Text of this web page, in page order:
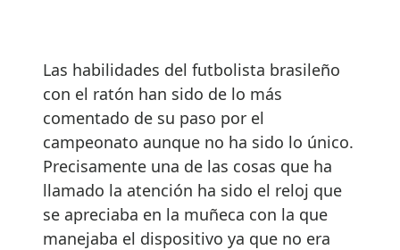
Las habilidades del futbolista brasileño
con el ratón han sido de lo más
comentado de su paso por el
campeonato aunque no ha sido lo único.
Precisamente una de las cosas que ha
llamado la atención ha sido el reloj que
se apreciaba en la muñeca con la que
manejaba el dispositivo ya que no era